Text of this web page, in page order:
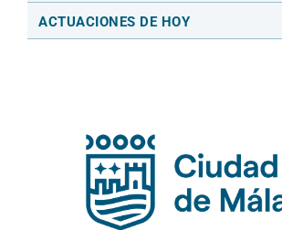
ACTUACIONES DE HOY